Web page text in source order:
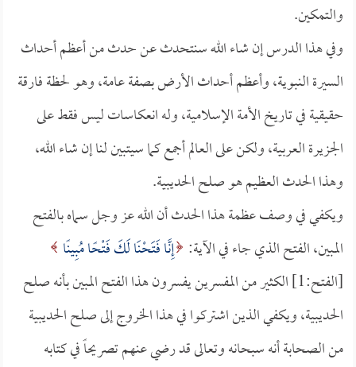
والتمكين.
وفي هذا الدرس إن شاء الله سنتحدث عن حدث من أعظم أحداث
السيرة النبوية، وأعظم أحداث الأرض بصفة عامة، وهو لحظة فارقة
حقيقية في تاريخ الأمة الإسلامية، وله انعكاسات ليس فقط على
الجزيرة العربية، ولكن على العالم أجمع كما سيتبين لنا إن شاء الله،
وهذا الحدث العظيم هو صلح الحديبية.
ويكفي في وصف عظمة هذا الحدث أن الله عز وجل سماه بالفتح
المبين، الفتح الذي جاء في الآية: إِنَّا فَتَحْنَا لَكَ فَتْحًا مُبِينًا
[الفتح:1] الكثير من المفسرين يفسرون هذا الفتح المبين بأنه صلح
الحديبية، ويكفي الذين اشتركوا في هذا الخروج إلى صلح الحديبية
من الصحابة أنه سبحانه وتعالى قد رضي عنهم تصريحاً في كتابه